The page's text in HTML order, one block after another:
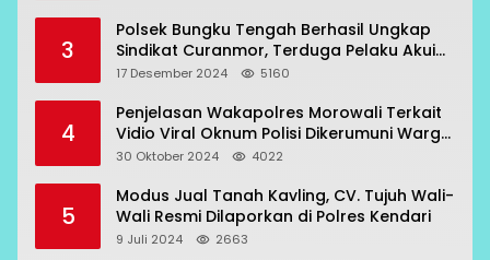
3
Polsek Bungku Tengah Berhasil Ungkap
Sindikat Curanmor, Terduga Pelaku Akui
Beraksi di 7 Lokasi
17 Desember 2024 5160
4
Penjelasan Wakapolres Morowali Terkait
Vidio Viral Oknum Polisi Dikerumuni Warga
Bahodopi
30 Oktober 2024 4022
5
Modus Jual Tanah Kavling, CV. Tujuh Wali-
Wali Resmi Dilaporkan di Polres Kendari
9 Juli 2024 2663